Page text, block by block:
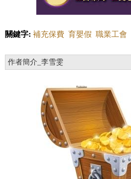
關鍵字: 補充保費 育嬰假 職業工會
作者簡介_李雪雯